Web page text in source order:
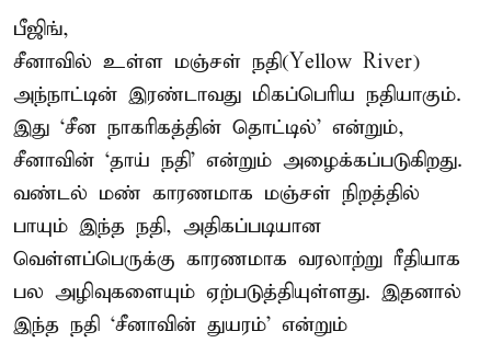
பீஜிங்,
சீனாவில் உள்ள மஞ்சள் நதி(Yellow River)
அந்நாட்டின் இரண்டாவது மிகப்பெரிய நதியாகும்.
இது ‘சீன நாகரிகத்தின் தொட்டில்’ என்றும்,
சீனாவின் ‘தாய் நதி’ என்றும் அழைக்கப்படுகிறது.
வண்டல் மண் காரணமாக மஞ்சள் நிறத்தில்
பாயும் இந்த நதி, அதிகப்படியான
வெள்ளப்பெருக்கு காரணமாக வரலாற்று ரீதியாக
பல அழிவுகளையும் ஏற்படுத்தியுள்ளது. இதனால்
இந்த நதி ‘சீனாவின் துயரம்’ என்றும்